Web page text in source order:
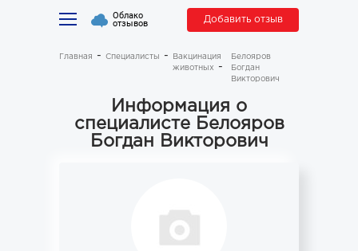
Облако
отзывов Добавить отзыв
Главная Специалисты
Вакцинация
животных
Белояров
Богдан
Викторович
Информация о
специалисте Белояров
Богдан Викторович